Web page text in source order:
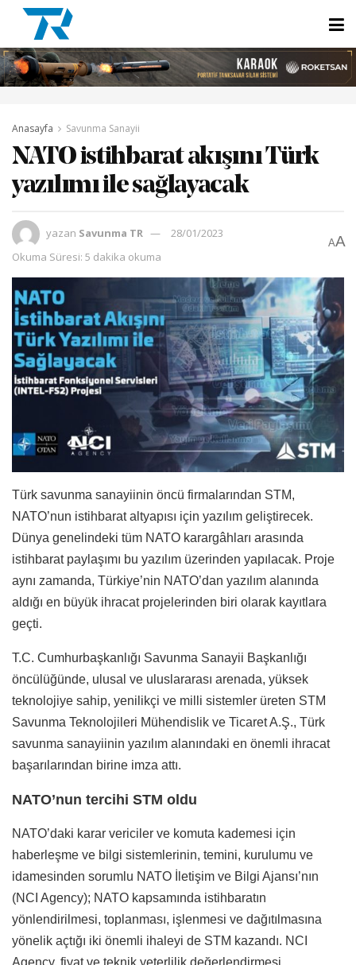
Anasayfa Savunma Sanayii
NATO istihbarat akışını Türk
yazılımı ile sağlayacak
yazan Savunma TR
28/01/2023
Okuma Süresi: 5 dakika okuma
AA
Türk savunma sanayiinin öncü firmalarından STM,
NATO’nun istihbarat altyapısı için yazılım geliştirecek.
Dünya genelindeki tüm NATO karargâhları arasında
istihbarat paylaşımı bu yazılım üzerinden yapılacak. Proje
aynı zamanda, Türkiye’nin NATO’dan yazılım alanında
aldığı en büyük ihracat projelerinden biri olarak kayıtlara
geçti.
T.C. Cumhurbaşkanlığı Savunma Sanayii Başkanlığı
öncülüğünde, ulusal ve uluslararası arenada, yüksek
teknolojiye sahip, yenilikçi ve milli sistemler üreten STM
Savunma Teknolojileri Mühendislik ve Ticaret A.Ş., Türk
savunma sanayiinin yazılım alanındaki en önemli ihracat
başarılarından birine imza attı.
NATO’nun tercihi STM oldu
NATO’daki karar vericiler ve komuta kademesi için
haberleşme ve bilgi sistemlerinin, temini, kurulumu ve
idamesinden sorumlu NATO İletişim ve Bilgi Ajansı’nın
(NCI Agency); NATO kapsamında istihbaratın
yönlendirilmesi, toplanması, işlenmesi ve dağıtılmasına
yönelik açtığı iki önemli ihaleyi de STM kazandı. NCI
Agency, fiyat ve teknik yeterlilik değerlendirmesi